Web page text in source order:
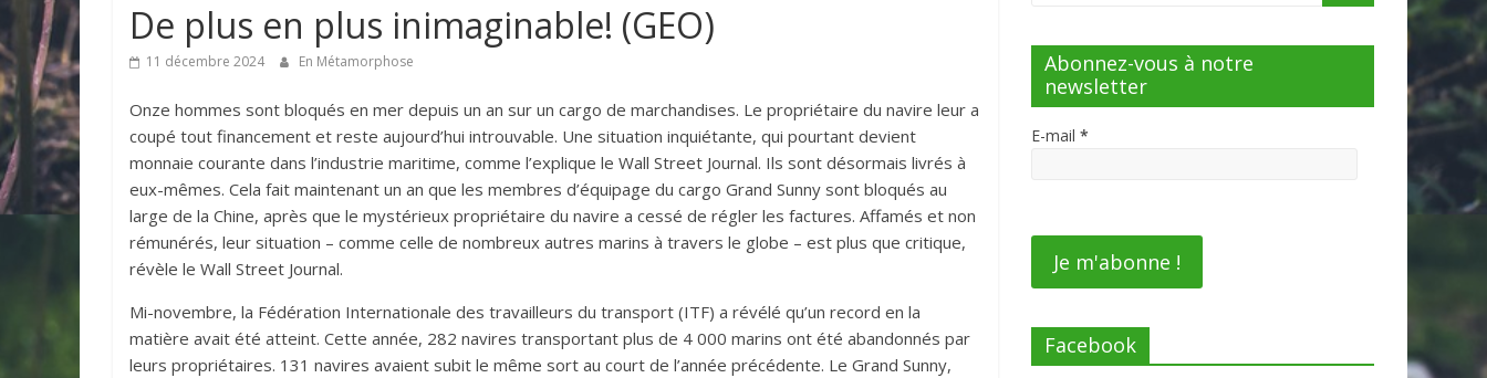
De plus en plus inimaginable! (GEO)
11 décembre 2024 En Métamorphose
Onze hommes sont bloqués en mer depuis un an sur un cargo de marchandises. Le propriétaire du navire leur a
coupé tout financement et reste aujourd’hui introuvable. Une situation inquiétante, qui pourtant devient
monnaie courante dans l’industrie maritime, comme l’explique le Wall Street Journal. Ils sont désormais livrés à
eux-mêmes. Cela fait maintenant un an que les membres d’équipage du cargo Grand Sunny sont bloqués au
large de la Chine, après que le mystérieux propriétaire du navire a cessé de régler les factures. Affamés et non
rémunérés, leur situation – comme celle de nombreux autres marins à travers le globe – est plus que critique,
révèle le Wall Street Journal.
Mi-novembre, la Fédération Internationale des travailleurs du transport (ITF) a révélé qu’un record en la
matière avait été atteint. Cette année, 282 navires transportant plus de 4 000 marins ont été abandonnés par
leurs propriétaires. 131 navires avaient subit le même sort au court de l’année précédente. Le Grand Sunny,
Abonnez-vous à notre
newsletter
E-mail *
Facebook